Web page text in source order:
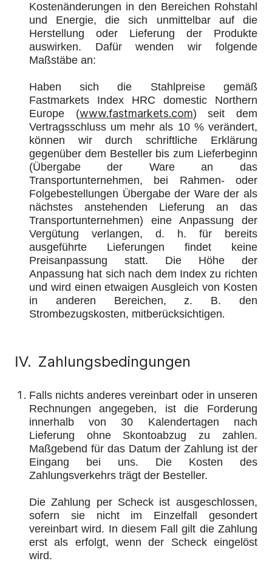
Kostenänderungen in den Bereichen Rohstahl
und Energie, die sich unmittelbar auf die
Herstellung oder Lieferung der Produkte
auswirken. Dafür wenden wir folgende
Maßstäbe an:
Haben sich die Stahlpreise gemäß
Fastmarkets Index HRC domestic Northern
Europe (www.fastmarkets.com) seit dem
Vertragsschluss um mehr als 10 % verändert,
können wir durch schriftliche Erklärung
gegenüber dem Besteller bis zum Lieferbeginn
(Übergabe der Ware an das
Transportunternehmen, bei Rahmen- oder
Folgebestellungen Übergabe der Ware der als
nächstes anstehenden Lieferung an das
Transportunternehmen) eine Anpassung der
Vergütung verlangen, d. h. für bereits
ausgeführte Lieferungen findet keine
Preisanpassung statt. Die Höhe der
Anpassung hat sich nach dem Index zu richten
und wird einen etwaigen Ausgleich von Kosten
in anderen Bereichen, z. B. den
Strombezugskosten, mitberücksichtigen.
IV. Zahlungsbedingungen
Falls nichts anderes vereinbart oder in unseren
Rechnungen angegeben, ist die Forderung
innerhalb von 30 Kalendertagen nach
Lieferung ohne Skontoabzug zu zahlen.
Maßgebend für das Datum der Zahlung ist der
Eingang bei uns. Die Kosten des
Zahlungsverkehrs trägt der Besteller.
Die Zahlung per Scheck ist ausgeschlossen,
sofern sie nicht im Einzelfall gesondert
vereinbart wird. In diesem Fall gilt die Zahlung
erst als erfolgt, wenn der Scheck eingelöst
wird.